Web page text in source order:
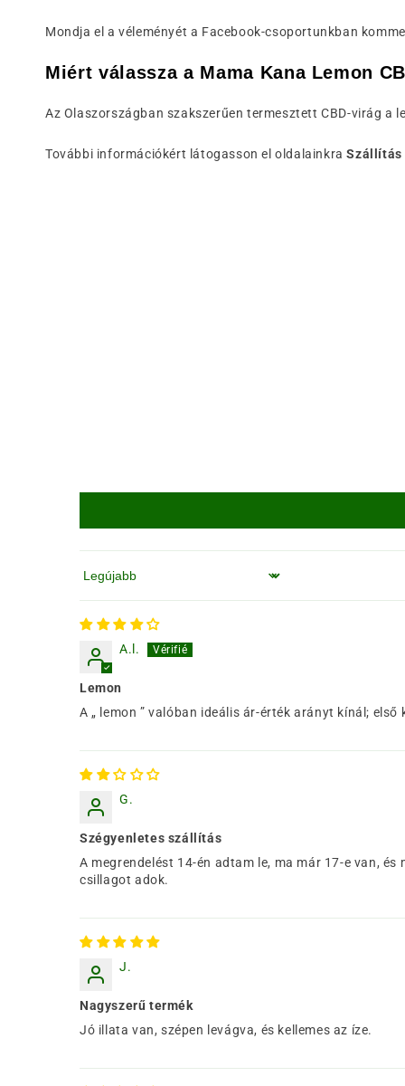
Mondja el a véleményét a Facebook-csoportunkban
Miért válassza a Mama Kana Lemon
Az Olaszországban szakszerűen termesztett CBD-virág a
További információkért látogasson el oldalainkraSzállítás
Rendezés
A.l.
Lemon
A „ lemon ” valóban ideális ár-érték arányt kínál;
G.
Szégyenletes szállítás
A megrendelést 14-én adtam le, ma már 17-e van,
csillagot adok.
J.
Nagyszerű termék
Jó illata van, szépen levágva, és kellemes az íze.